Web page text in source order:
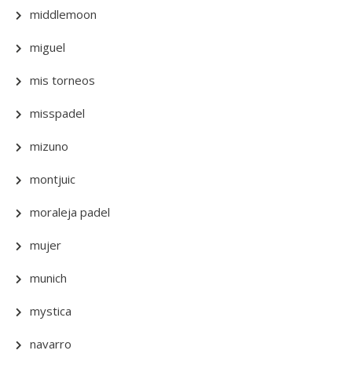
middlemoon
miguel
mis torneos
misspadel
mizuno
montjuic
moraleja padel
mujer
munich
mystica
navarro